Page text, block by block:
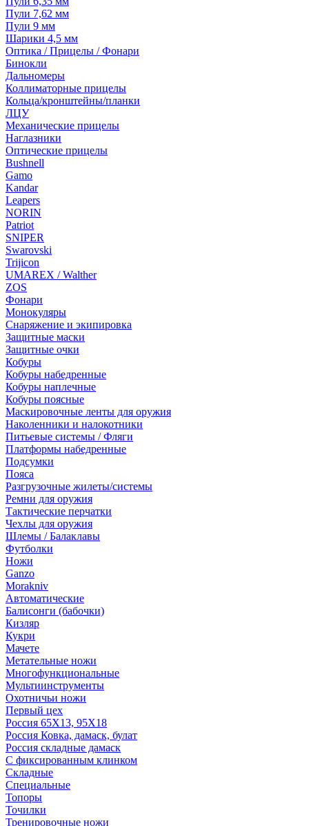
Пули 7,62 мм
Пули 9 мм
Шарики 4,5 мм
Оптика / Прицелы / Фонари
Бинокли
Дальномеры
Коллиматорные прицелы
Кольца/кронштейны/планки
ЛЦУ
Механические прицелы
Наглазники
Оптические прицелы
Bushnell
Gamo
Kandar
Leapers
NORIN
Patriot
SNIPER
Swarovski
Trijicon
UMAREX / Walther
ZOS
Фонари
Монокуляры
Снаряжение и экипировка
Защитные маски
Защитные очки
Кобуры
Кобуры набедренные
Кобуры наплечные
Кобуры поясные
Маскировочные ленты для оружия
Наколенники и налокотники
Питьевые системы / Фляги
Платформы набедренные
Подсумки
Пояса
Разгрузочные жилеты/системы
Ремни для оружия
Тактические перчатки
Чехлы для оружия
Шлемы / Балаклавы
Футболки
Ножи
Ganzo
Morakniv
Автоматические
Балисонги (бабочки)
Кизляр
Кукри
Мачете
Метательные ножи
Многофункциональные
Мультиинструменты
Охотничьи ножи
Первый цех
Россия 65Х13, 95Х18
Россия Ковка, дамаск, булат
Россия складные дамаск
С фиксированным клинком
Складные
Специальные
Топоры
Точилки
Тренировочные ножи